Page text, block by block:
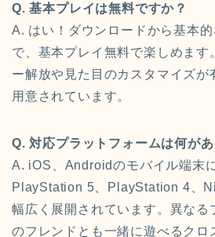
Q. 基本プレイは無料ですか？
A. はい！ダウンロードから基本
で、基本プレイ無料で楽しめます
ー解放や見た目のカスタマイズが
用意されています。
Q. 対応プラットフォームは何が
A. iOS、Androidのモバイル端末
PlayStation 5、PlayStation 4、
幅広く展開されています。異なる
のフレンドとも一緒に遊べるクロ